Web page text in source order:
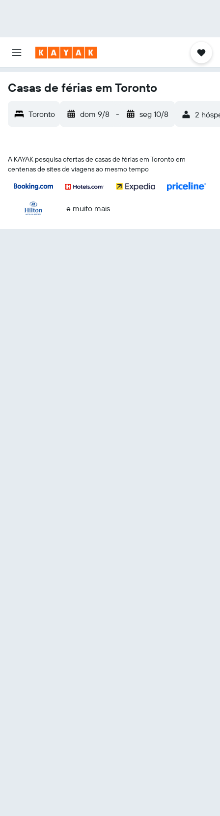
Casas de férias em Toronto
Toronto dom 9/8 - seg 10/8 2
A KAYAK pesquisa ofertas de casas de férias em Toronto em
centenas de sites de viagens ao mesmo tempo
... e muito mais